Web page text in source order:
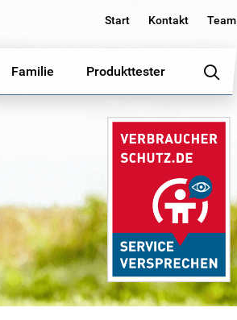
Start Kontakt Team
Familie Produkttester